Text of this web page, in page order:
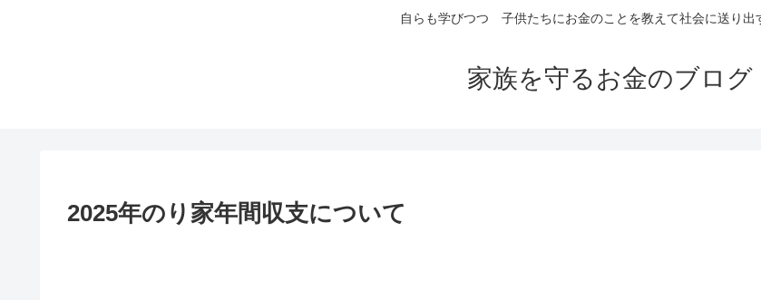
自らも学びつつ 子供たちにお金のことを教えて社会に送り出
家族を守るお金のブログ
2025年のり家年間収支について